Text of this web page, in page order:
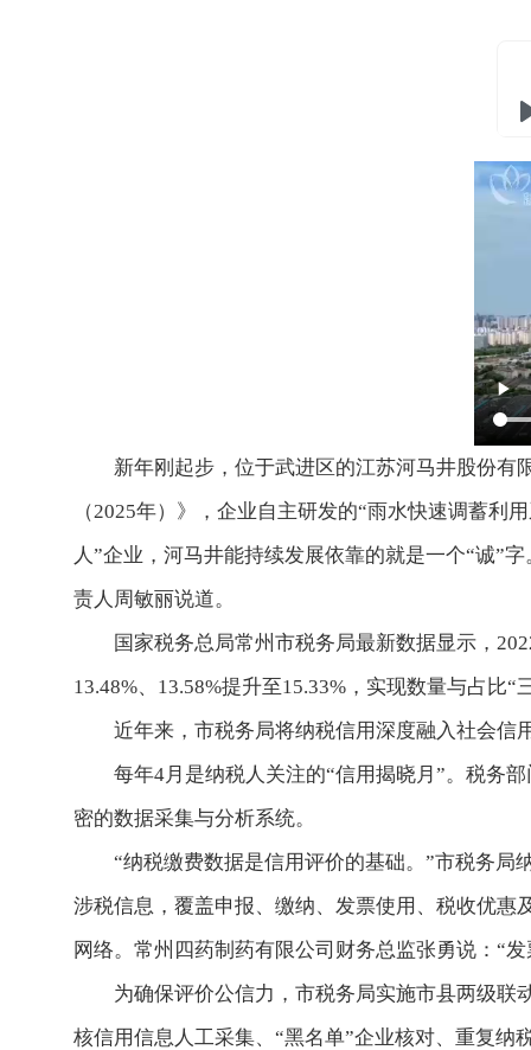
新年刚起步，位于武进区的江苏河马井股份有
（2025年）》，企业自主研发的“雨水快速调蓄
人”企业，河马井能持续发展依靠的就是一个“诚”
责人周敏丽说道。
国家税务总局常州市税务局最新数据显示，
13.48%、13.58%提升至15.33%，实现数量与占比
近年来，市税务局将纳税信用深度融入社会信
每年4月是纳税人关注的“信用揭晓月”。税务
密的数据采集与分析系统。
“纳税缴费数据是信用评价的基础。”市税务
涉税信息，覆盖申报、缴纳、发票使用、税收优惠
网络。常州四药制药有限公司财务总监张勇说：“
为确保评价公信力，市税务局实施市县两级联
核信用信息人工采集、“黑名单”企业核对、重复纳